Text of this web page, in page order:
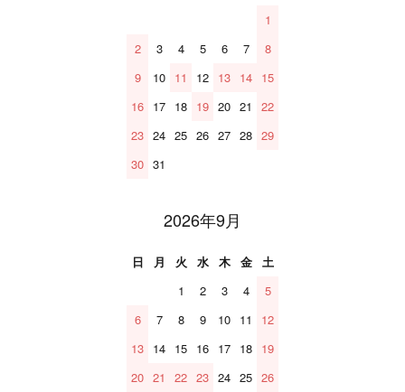
1
2
3 4 5 6 7
8
9
10 11 12 13 14 15
16 17 18 19 20 21
22
23 24 25 26 27 28 29
30 31
2026年9月
日 月 火 水 木 金
土
1
2 3 4
5
6
7 8 9 10 11
12
13 14 15 16 17 18 19
20 21 22 23 24 25 26